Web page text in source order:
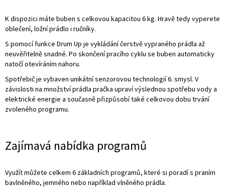
K dispozici máte buben s celkovou kapacitou 6 kg. Hravě tedy vyperete
oblečení, ložní prádlo i ručníky.
S pomocí funkce Drum Up je vykládání čerstvě vypraného prádla až
neuvěřitelně snadné. Po skončení pracího cyklu se buben automaticky
natočí otevíráním nahoru.
Spotřebič je vybaven unikátní senzorovou technologií 6. smysl. V
závislosti na množství prádla pračka upraví výslednou spotřebu vody a
elektrické energie a současně přizpůsobí také celkovou dobu trvání
zvoleného programu.
Zajímavá nabídka programů
Využít můžete celkem 6 základních programů, které si poradí s praním
bavlněného, jemného nebo například vlněného prádla.